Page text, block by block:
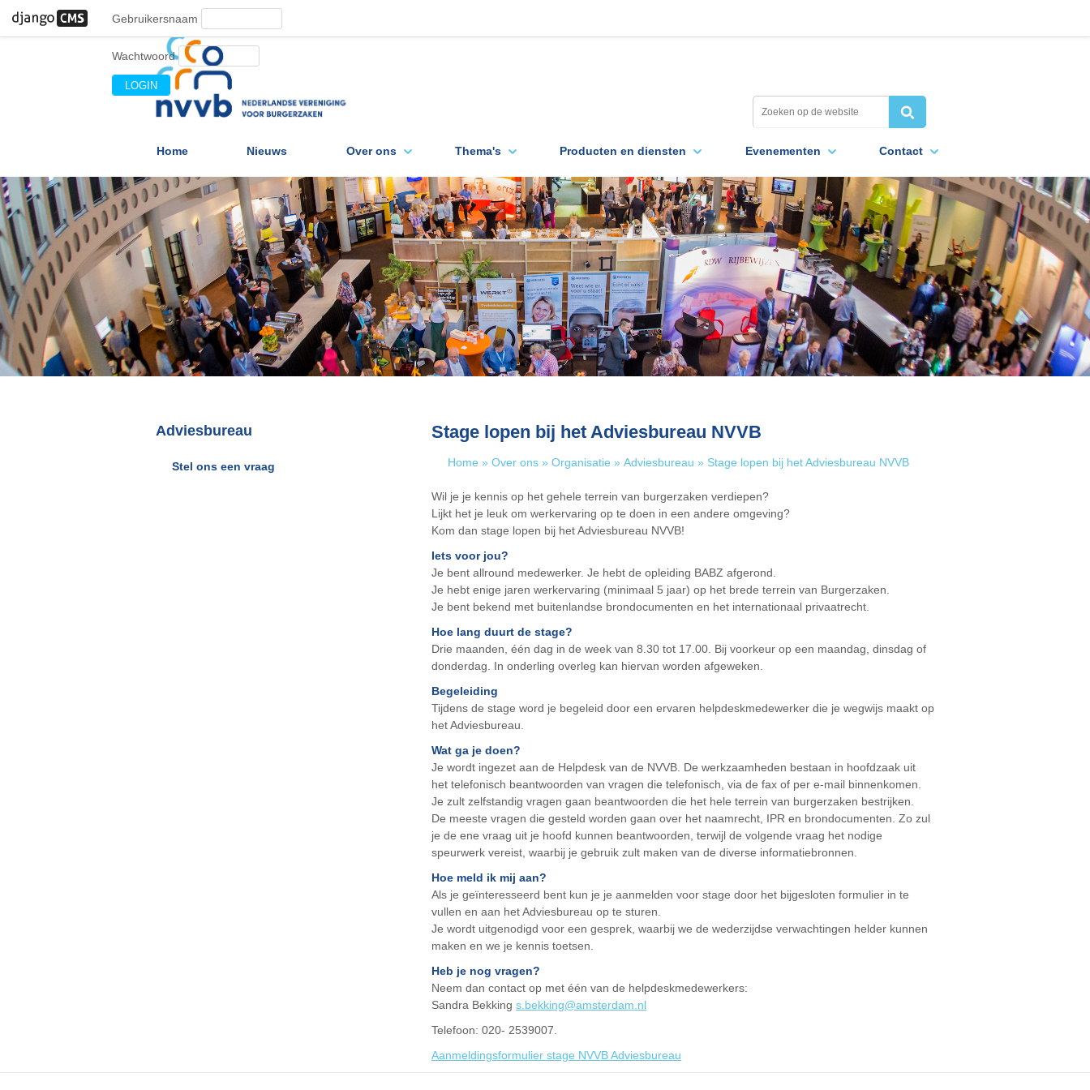
Gebruikersnaam
Wachtwoord
Home Nieuws Over ons Thema's Producten en diensten Evenementen Contact
Adviesbureau
Stel ons een vraag
Stage lopen bij het Adviesbureau NVVB
Home » Over ons » Organisatie » Adviesbureau » Stage lopen bij het Adviesbureau NVVB
Wil je je kennis op het gehele terrein van burgerzaken verdiepen?
Lijkt het je leuk om werkervaring op te doen in een andere omgeving?
Kom dan stage lopen bij het Adviesbureau NVVB!
Iets voor jou?
Je bent allround medewerker. Je hebt de opleiding BABZ afgerond.
Je hebt enige jaren werkervaring (minimaal 5 jaar) op het brede terrein van Burgerzaken.
Je bent bekend met buitenlandse brondocumenten en het internationaal privaatrecht.
Hoe lang duurt de stage?
Drie maanden, één dag in de week van 8.30 tot 17.00. Bij voorkeur op een maandag, dinsdag of
donderdag. In onderling overleg kan hiervan worden afgeweken.
Begeleiding
Tijdens de stage word je begeleid door een ervaren helpdeskmedewerker die je wegwijs maakt op
het Adviesbureau.
Wat ga je doen?
Je wordt ingezet aan de Helpdesk van de NVVB. De werkzaamheden bestaan in hoofdzaak uit
het telefonisch beantwoorden van vragen die telefonisch, via de fax of per e-mail binnenkomen.
Je zult zelfstandig vragen gaan beantwoorden die het hele terrein van burgerzaken bestrijken.
De meeste vragen die gesteld worden gaan over het naamrecht, IPR en brondocumenten. Zo zul
je de ene vraag uit je hoofd kunnen beantwoorden, terwijl de volgende vraag het nodige
speurwerk vereist, waarbij je gebruik zult maken van de diverse informatiebronnen.
Hoe meld ik mij aan?
Als je geïnteresseerd bent kun je je aanmelden voor stage door het bijgesloten formulier in te
vullen en aan het Adviesbureau op te sturen.
Je wordt uitgenodigd voor een gesprek, waarbij we de wederzijdse verwachtingen helder kunnen
maken en we je kennis toetsen.
Heb je nog vragen?
Neem dan contact op met één van de helpdeskmedewerkers:
Sandra Bekking s.bekking@amsterdam.nl
Telefoon: 020- 2539007.
Aanmeldingsformulier stage NVVB Adviesbureau